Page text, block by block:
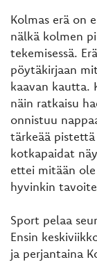
Kolmas erä on
nälkä kolmen
tekemisessä.
pöytäkirjaan
kaavan kautta.
näin ratkaisu
onnistuu
tärkeää pistettä
kotkapaidat
ettei mitään
hyvinkin
Sport pelaa
Ensin
ja perjantaina